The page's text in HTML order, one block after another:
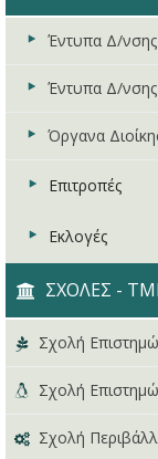
Έντυπα Δ/νσης
Αιτήσεις -
Νομοθεσία
Μέλη ΔΕΠ
Επιμόρφωση
Πόθεν Έσχες
Έντυπα Δ/
Διάφορα
Έντυπα
Έντυπα
Όργανα
Πρακτικά
Πρακτικά
Επιτροπές
Εκλογές
ΣΧΟΛΕΣ -
Σχολή
Επισκόπηση
Τμήμα
Σχολή
Επισκόπηση
Σχολή